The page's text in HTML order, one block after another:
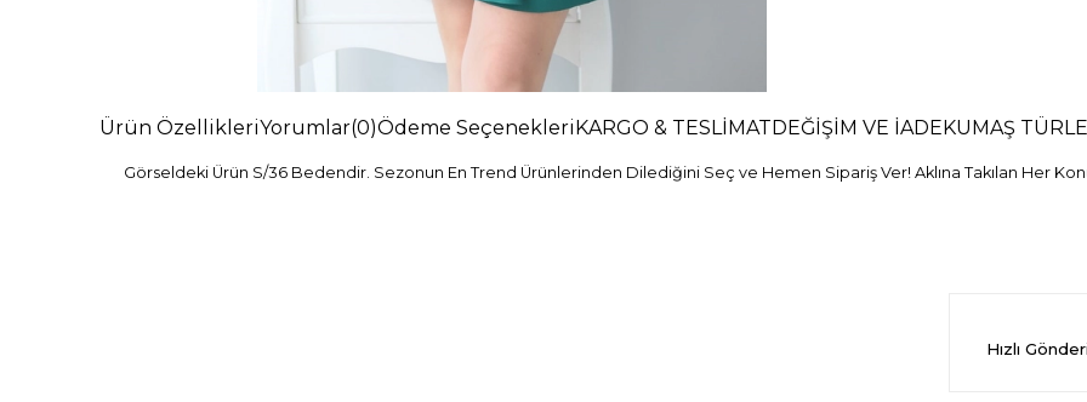
Ürün ÖzellikleriYorumlar(0)Ödeme SeçenekleriKARGO & TESLİMATDEĞİŞİM VE İADEKUMAŞ
Görseldeki Ürün S/36 Bedendir. Sezonun En Trend Ürünlerinden Dilediğini Seç ve Hemen Sipariş Ver! Aklına Takılan Her
Hızlı